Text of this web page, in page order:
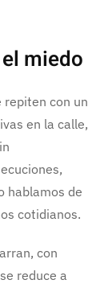
miedo
repiten con un
en la calle,
hablamos de
cotidianos.
con
reduce a